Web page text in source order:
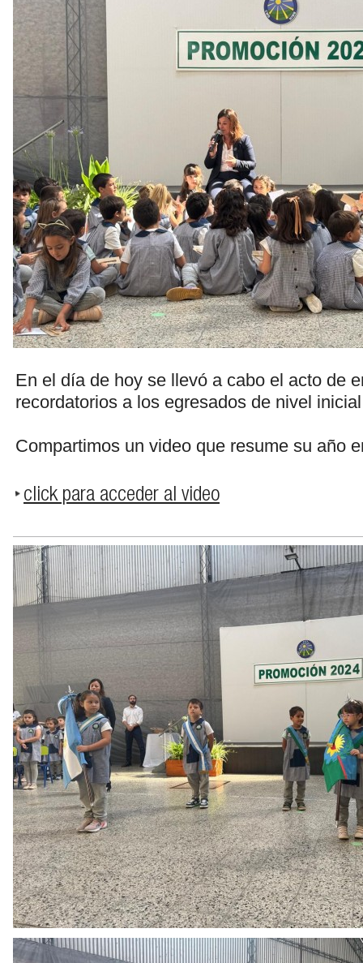
En el día de hoy se llevó a cabo el acto de
recordatorios a los egresados de nivel
Compartimos un video que resume su año
click para acceder al video